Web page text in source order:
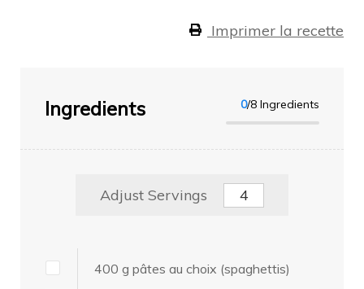
Imprimer la recette
Ingredients 0/8 Ingredients
Adjust Servings
400 g pâtes au choix (spaghettis)